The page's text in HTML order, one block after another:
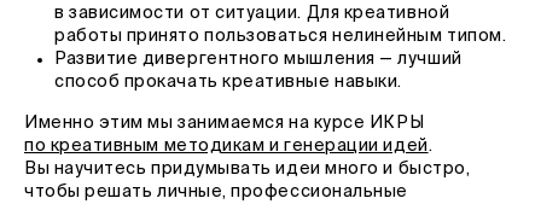
в зависимости от ситуации. Для креативной
работы принято пользоваться нелинейным типом.
Развитие дивергентного мышления — лучший
способ прокачать креативные навыки.
Именно этим мы занимаемся на курсе ИКРЫ
по креативным методикам и генерации идей .
Вы научитесь придумывать идеи много и быстро,
чтобы решать личные, профессиональные